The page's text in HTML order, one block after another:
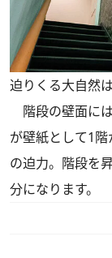
迫りくる大自然
階段の壁面に
が壁紙として1
の迫力。階段を
分になります。